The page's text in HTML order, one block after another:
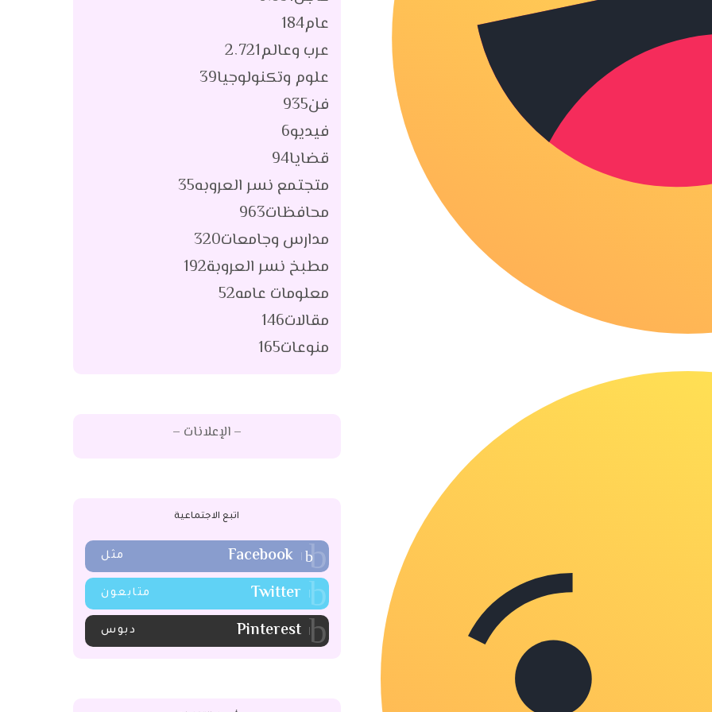
عام184
عرب وعالم2٬721
علوم وتكنولوجيا39
فن935
فيديو6
قضايا94
متجتمع نسر العروبه35
محافظات963
مدارس وجامعات320
مطبخ نسر العروبة192
معلومات عامه52
مقالات146
منوعات165
– الإعلانات –
اتبع الاجتماعية
Facebook مثل
Twitter متابعون
Pinterest دبوس